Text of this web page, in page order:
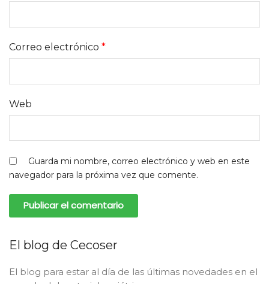
Correo electrónico *
Web
Guarda mi nombre, correo electrónico y web en este
navegador para la próxima vez que comente.
El blog de Cecoser
El blog para estar al día de las últimas novedades en el